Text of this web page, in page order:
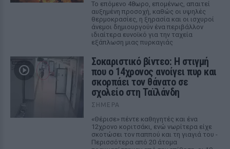
Το επόμενο 48ωρο, επομένως, απαιτεί
αυξημένη προσοχή, καθώς οι υψηλές
θερμοκρασίες, η ξηρασία και οι ισχυροί
άνεμοι δημιουργούν ένα περιβάλλον
ιδιαίτερα ευνοϊκό για την ταχεία
εξάπλωση μιας πυρκαγιάς
Σοκαριστικό βίντεο: Η στιγμή
που ο 14χρονος ανοίγει πυρ και
σκορπάει τον θάνατο σε
σχολείο στη Ταϊλάνδη
ΣΉΜΕΡΑ
«Θέρισε» πέντε καθηγητές και ένα
12χρονο κοριτσάκι, ενώ νωρίτερα είχε
σκοτώσει τον παππού και τη γιαγιά του -
Περισσότερα από 20 άτομα